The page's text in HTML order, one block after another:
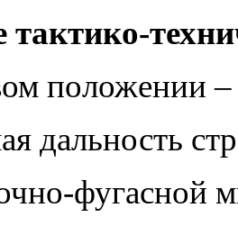
положении –
дальность
фугасной